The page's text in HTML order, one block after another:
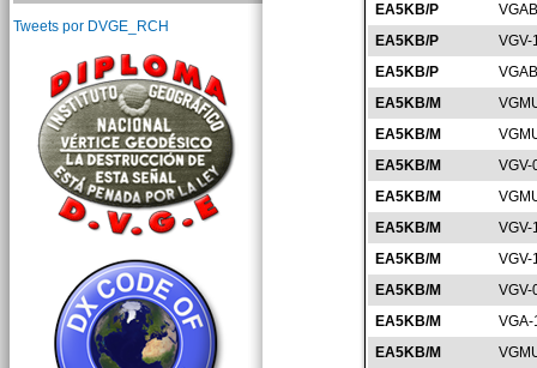
EA5KB/P
EA5KB/P
VGV-
EA5KB/P
EA5KB/M
EA5KB/M
EA5KB/M
VGV-
EA5KB/M
EA5KB/M
VGV-
EA5KB/M
VGV-
EA5KB/M
VGV-
EA5KB/M
EA5KB/M
Tweets por DVGE_RCH